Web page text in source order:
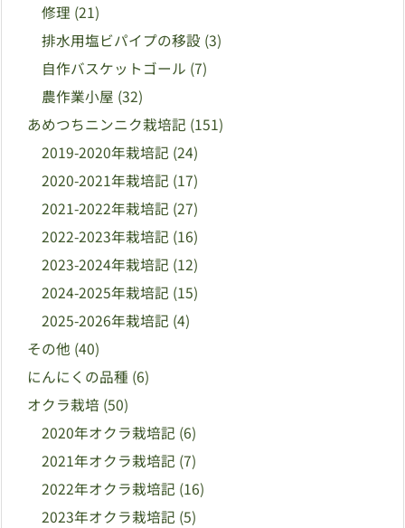
修理 (21)
排水用塩ビパイプの移設 (3)
自作バスケットゴール (7)
農作業小屋 (32)
あめつちニンニク栽培記 (151)
2019-2020年栽培記 (24)
2020-2021年栽培記 (17)
2021-2022年栽培記 (27)
2022-2023年栽培記 (16)
2023-2024年栽培記 (12)
2024-2025年栽培記 (15)
2025-2026年栽培記 (4)
その他 (40)
にんにくの品種 (6)
オクラ栽培 (50)
2020年オクラ栽培記 (6)
2021年オクラ栽培記 (7)
2022年オクラ栽培記 (16)
2023年オクラ栽培記 (5)